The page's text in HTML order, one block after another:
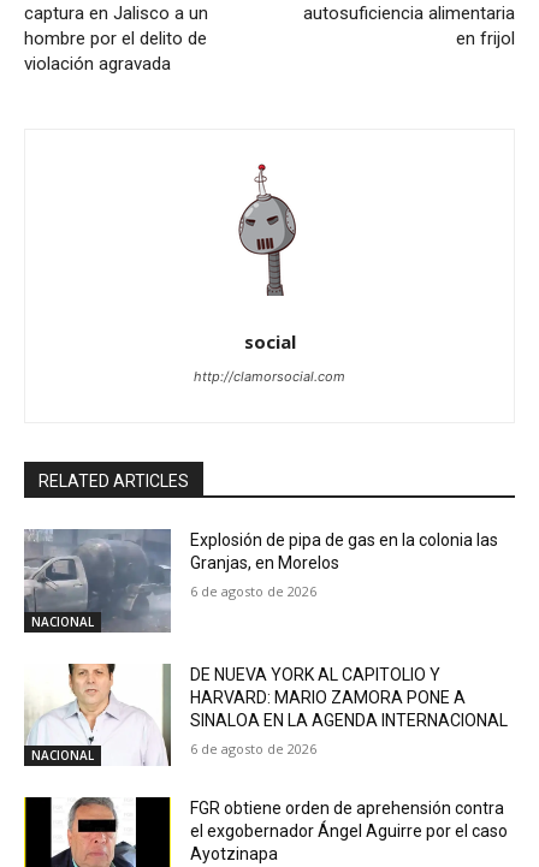
captura en Jalisco a un
hombre por el delito de
violación agravada
autosuficiencia alimentaria
en frijol
social
http://clamorsocial.com
RELATED ARTICLES
NACIONAL
Explosión de pipa de gas en la colonia las
Granjas, en Morelos
6 de agosto de 2026
NACIONAL
DE NUEVA YORK AL CAPITOLIO Y
HARVARD: MARIO ZAMORA PONE A
SINALOA EN LA AGENDA INTERNACIONAL
6 de agosto de 2026
FGR obtiene orden de aprehensión contra
el exgobernador Ángel Aguirre por el caso
Ayotzinapa